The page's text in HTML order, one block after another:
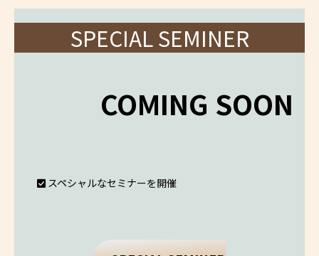
SPECIAL SEMINER
COMING SOON
スペシャルなセミナーを開催